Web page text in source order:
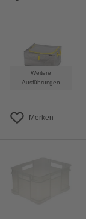
Weitere
Ausführungen
Merken